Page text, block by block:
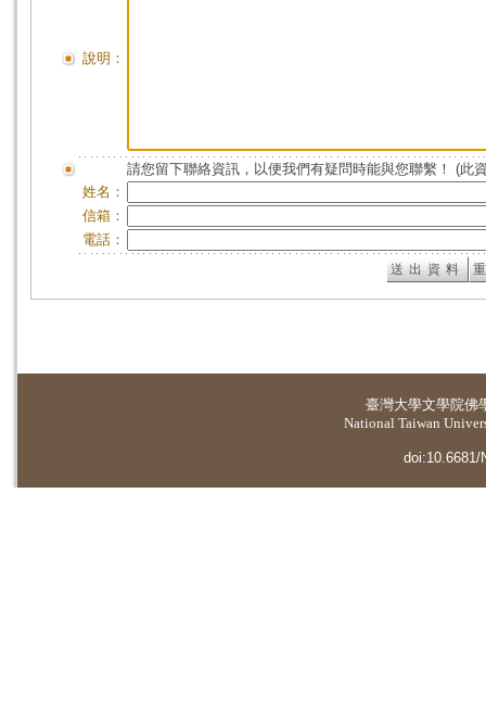
說明：
請您留下聯絡資訊，以便我們有疑問時能與您聯繫！ (此
姓名：
信箱：
電話：
臺灣大學文學院佛
National Taiwan
doi:10.6681/